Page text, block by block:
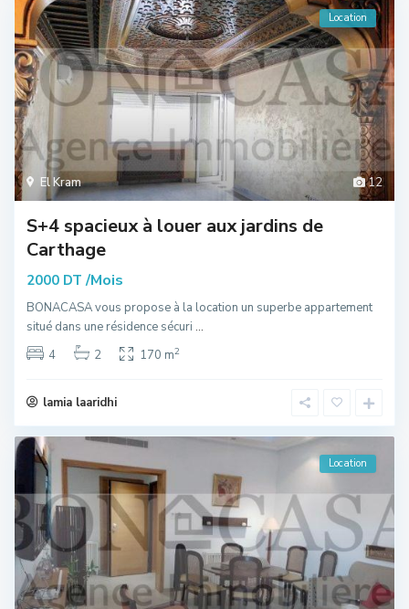
12
El Kram
Location
S+4 spacieux à louer aux jardins de
Carthage
2000 DT /Mois
BONACASA vous propose à la location un superbe appartement
situé dans une résidence sécuri ...
4
2 170 m2
lamia laaridhi
Location